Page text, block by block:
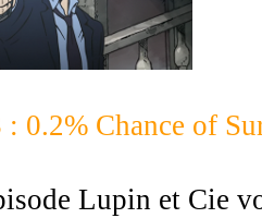
: 0.2% Chance of
Lupin et Cie